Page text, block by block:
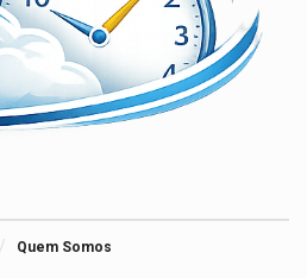
Quem Somos